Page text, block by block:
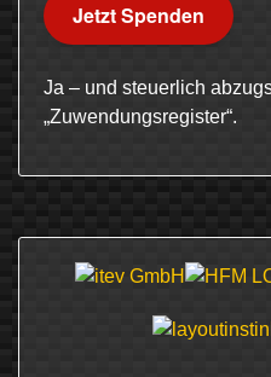
Jetzt Spenden
Ja – und steuerlich
„Zuwendungsregister“.